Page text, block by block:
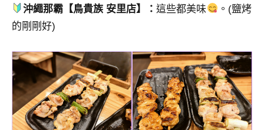
沖繩那霸【鳥貴族 安里店】：這些都美味
。(鹽烤
的剛剛好)